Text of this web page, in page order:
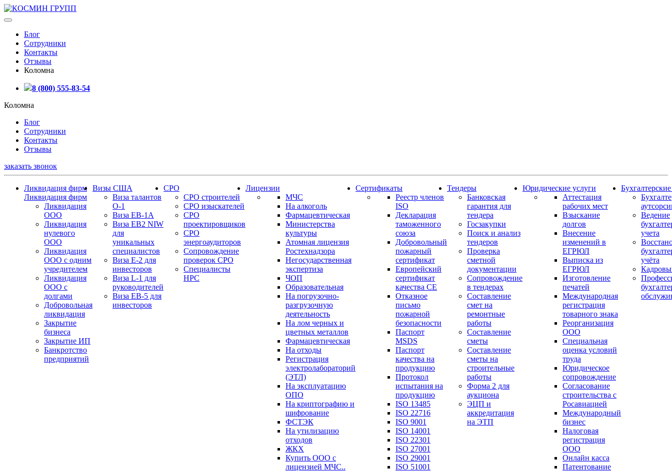
Блог
Сотрудники
Контакты
Отзывы
Коломна
8 (800) 555-83-54
Коломна
Блог
Сотрудники
Контакты
Отзывы
заказать звонок
Ликвидация фирм
Ликвидация фирм
Ликвидация
ООО
Ликвидация
нулевого
ООО
Ликвидация
ООО с одним
учредителем
Ликвидация
ООО с
долгами
Добровольная
ликвидация
Закрытие
бизнеса
Закрытие ИП
Банкротство
предприятий
Визы США
Виза талантов
О-1
Виза EB-1A
Виза EB2 NIW
для
уникальных
специалистов
Виза E-2 для
инвесторов
Виза L-1 для
руководителей
Виза EB-5 для
инвесторов
СРО
СРО строителей
СРО изыскателей
СРО
проектировщиков
СРО
энергоаудиторов
Сопровождение
проверок СРО
Специалисты
НРС
Лицензии
МЧС
На алкоголь
Фармацевтическая
Министерства
культуры
Атомная лицензия
Ростехнадзора
Негосударственная
экспертиза
ЧОП
Образовательная
На погрузочно-
разгрузочную
деятельность
На лом черных и
цветных металлов
Фармацевтическая
На отходы
Регистрация
электролабораторий
(ЭТЛ)
На эксплуатацию
ОПО
На криптографию и
шифрование
ФСТЭК
На утилизацию
отходов
ЖКХ
Купить ООО с
лицензией МЧС..
Сертификаты
Реестр членов
ISO
Декларация
таможенного
союза
Добровольный
пожарный
сертификат
Европейский
сертификат
качества СЕ
Отказное
письмо
пожарной
безопасности
Паспорт
МSDS
Паспорт
качества на
продукцию
Протокол
испытания на
продукцию
ISO 13485
ISO 22716
ISO 9001
ISO 14001
ISO 22301
ISO 27001
ISO 29001
ISO 51001
Тендеры
Банковская
гарантия для
тендера
Госзакупки
Поиск и анализ
тендеров
Проверка
сметной
документации
Сопровождение
в тендерах
Составление
смет на
ремонтные
работы
Составление
сметы
Составление
сметы на
строительные
работы
Форма 2 для
аукциона
ЭЦП и
аккредитация
на ЭТП
Юридические услуги
Аттестация
рабочих мест
Взыскание
долгов
Внесение
изменений в
ЕГРЮЛ
Выписка из
ЕГРЮЛ
Изготовление
печатей
Международная
регистрация
товарного знака
Реорганизация
ООО
Специальная
оценка условий
труда
Юридическое
сопровождение
Согласование
строительства с
Росавиацией
Международный
бизнес
Налоговая
регистрация
ООО
Онлайн касса
Патентование
Ведение
учета
учёта